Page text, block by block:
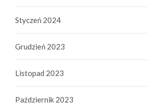
Styczeń 2024
Grudzień 2023
Listopad 2023
Październik 2023